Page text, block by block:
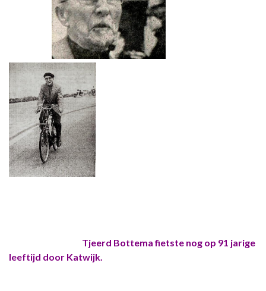
Tjeerd Bottema fietste nog op 91 jarige
leeftijd door Katwijk.